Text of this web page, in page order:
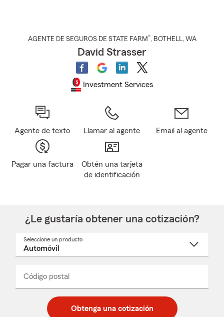
AGENTE DE SEGUROS DE STATE FARM®, BOTHELL, WA
David Strasser
Investment Services
Agente de texto Llamar al agente Email al agente
Pagar una factura
Obtén una tarjeta
de identificación
¿Le gustaría obtener una cotización?
Seleccione un producto
desplegable
Código postal
de
de
_____
Obtenga una cotización